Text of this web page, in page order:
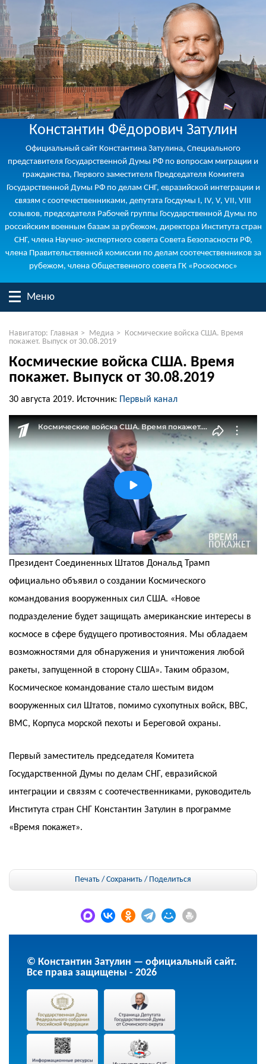
Константин Фёдорович Затулин
Официальный сайт Константина Затулина, Специального
представителя Государственной Думы РФ по вопросам миграции и
гражданства, Первого заместителя Председателя Комитета
Государственной Думы РФ по делам СНГ, евразийской интеграции и
связям с соотечественниками, депутата Госдумы I, IV, V, VII, VIII
созывов, председателя Рабочей группы Государственной Думы по
российским военным базам за рубежом, директора Института стран
СНГ, члена Научно-экспертного совета Совета Безопасности РФ,
члена Правительственной комиссии по делам соотечественников за
рубежом, члена Общественного совета ГК «Роскосмос»
Меню
Навигатор: Главная > Медиа > Космические войска США. Время
покажет. Выпуск от 30.08.2019
Космические войска США. Время
покажет. Выпуск от 30.08.2019
30 августа 2019. Источник: Первый канал
Президент Соединенных Штатов Дональд Трамп
официально объявил о создании Космического
командования вооруженных сил США. «Новое
подразделение будет защищать американские интересы в
космосе в сфере будущего противостояния. Мы обладаем
возможностями для обнаружения и уничтожения любой
ракеты, запущенной в сторону США». Таким образом,
Космическое командование стало шестым видом
вооруженных сил Штатов, помимо сухопутных войск, ВВС,
ВМС, Корпуса морской пехоты и Береговой охраны.
Первый заместитель председателя Комитета
Государственной Думы по делам СНГ, евразийской
интеграции и связям с соотечественниками, руководитель
Института стран СНГ Константин Затулин в программе
«Время покажет».
Печать / Сохранить / Поделиться
© Константин Затулин — официальный сайт.
Все права защищены - 2026